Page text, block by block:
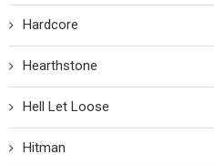
Hardcore
Hearthstone
Hell Let Loose
Hitman